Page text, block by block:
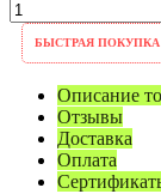
БЫСТРАЯ ПОКУПКА
Описание
Отзывы
Доставка
Оплата